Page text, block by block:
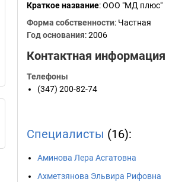
Краткое название:ООО "МД плюс"
Форма собственности: Частная
Год основания:2006
Контактная информация
Телефоны
(347) 200-82-74
Специалисты (16):
Аминова Лера Асгатовна
Ахметзянова Эльвира Рифовна